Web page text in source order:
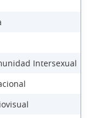
Intersexual